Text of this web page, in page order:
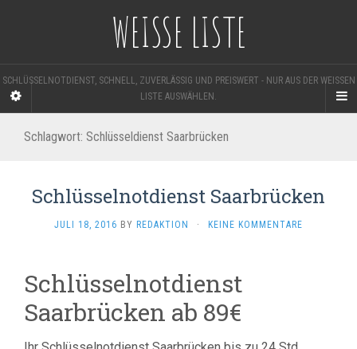
WEISSE LISTE
SCHLÜSSELNOTDIENST, SCHNELL, ZUVERLÄSSIG UND PREISWERT - NUR AUS DER WEISSEN L
ISTE AUSWÄHLEN.
Schlagwort: Schlüsseldienst Saarbrücken
Schlüsselnotdienst Saarbrücken
JULI 18, 2016 BY REDAKTION · KEINE KOMMENTARE
Schlüsselnotdienst
Saarbrücken ab 89€